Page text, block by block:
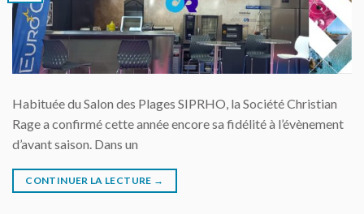
Habituée du Salon des Plages SIPRHO, la Société Christian
Rage a confirmé cette année encore sa fidélité à l’évènement
d’avant saison. Dans un
CONTINUER LA LECTURE →